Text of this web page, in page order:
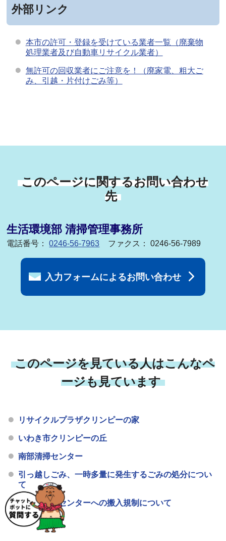
外部リンク
本市の許可・登録を受けている業者一覧（廃棄物
処理業者及び自動車リサイクル業者）
無許可の回収業者にご注意を！（廃家電、粗大ご
み、引越・片付けごみ等）
このページに関するお問い合わせ
先
生活環境部 清掃管理事務所
電話番号：0246-56-7963 ファクス： 0246-56-7989
入力フォームによるお問い合わせ
このページを見ている人はこんなペ
ージも見ています
リサイクルプラザクリンピーの家
いわき市クリンピーの丘
南部清掃センター
引っ越しごみ、一時多量に発生するごみの処分につい
て
古紙の清掃センターへの搬入規制について